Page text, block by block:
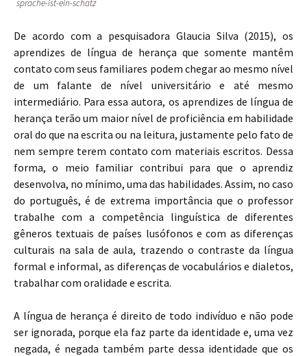
sprache-ist-ein-schatz
De acordo com a pesquisadora Glaucia Silva (2015), os
aprendizes de língua de herança que somente mantêm
contato com seus familiares podem chegar ao mesmo nível
de um falante de nível universitário e até mesmo
intermediário. Para essa autora, os aprendizes de língua de
herança terão um maior nível de proficiência em habilidade
oral do que na escrita ou na leitura, justamente pelo fato de
nem sempre terem contato com materiais escritos. Dessa
forma, o meio familiar contribui para que o aprendiz
desenvolva, no mínimo, uma das habilidades. Assim, no caso
do português, é de extrema importância que o professor
trabalhe com a competência linguística de diferentes
gêneros textuais de países lusófonos e com as diferenças
culturais na sala de aula, trazendo o contraste da língua
formal e informal, as diferenças de vocabulários e dialetos,
trabalhar com oralidade e escrita.
A língua de herança é direito de todo indivíduo e não pode
ser ignorada, porque ela faz parte da identidade e, uma vez
negada, é negada também parte dessa identidade que os